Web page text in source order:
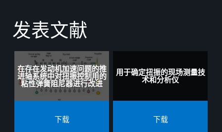
发表文献
在存在发动机加速问题的推
进轴系统中对扭振控制用的
粘性弹簧阻尼器进行改进
下载
用于确定扭振的现场测量技
术和分析仪
下载